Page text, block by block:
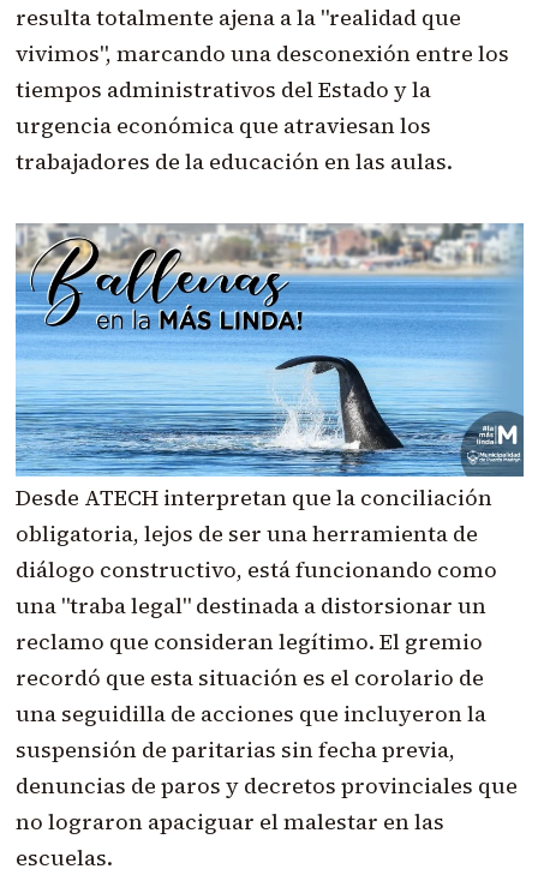
resulta totalmente ajena a la "realidad que
vivimos", marcando una desconexión entre los
tiempos administrativos del Estado y la
urgencia económica que atraviesan los
trabajadores de la educación en las aulas.
Desde ATECH interpretan que la conciliación
obligatoria, lejos de ser una herramienta de
diálogo constructivo, está funcionando como
una "traba legal" destinada a distorsionar un
reclamo que consideran legítimo. El gremio
recordó que esta situación es el corolario de
una seguidilla de acciones que incluyeron la
suspensión de paritarias sin fecha previa,
denuncias de paros y decretos provinciales que
no lograron apaciguar el malestar en las
escuelas.